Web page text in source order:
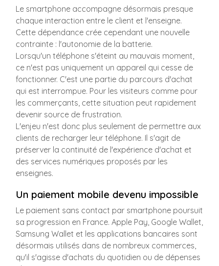
Le smartphone accompagne désormais presque
chaque interaction entre le client et l'enseigne.
Cette dépendance crée cependant une nouvelle
contrainte : l'autonomie de la batterie.
Lorsqu'un téléphone s'éteint au mauvais moment,
ce n'est pas uniquement un appareil qui cesse de
fonctionner. C'est une partie du parcours d'achat
qui est interrompue. Pour les visiteurs comme pour
les commerçants, cette situation peut rapidement
devenir source de frustration.
L'enjeu n'est donc plus seulement de permettre aux
clients de recharger leur téléphone. Il s'agit de
préserver la continuité de l'expérience d'achat et
des services numériques proposés par les
enseignes.
Un paiement mobile devenu impossible
Le paiement sans contact par smartphone poursuit
sa progression en France. Apple Pay, Google Wallet,
Samsung Wallet et les applications bancaires sont
désormais utilisés dans de nombreux commerces,
qu'il s'agisse d'achats du quotidien ou de dépenses